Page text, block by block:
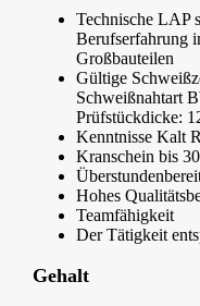
Technische LAP
Berufserfahrung
Großbauteilen
Gültige
Schweißnahtart
Prüfstückdicke:
Kenntnisse Kalt
Kranschein bis
Hohes
Teamfähigkeit
Der Tätigkeit
Gehalt